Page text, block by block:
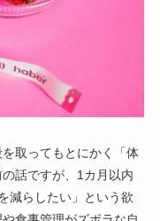
取ってもとにかく「体
話ですが、1カ月以内
減らしたい」という欲